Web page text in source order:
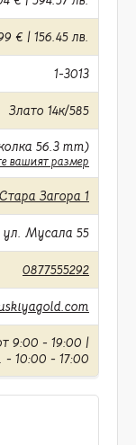
€ | 156.45 лв.
1-3013
Злато 14к/585
56.3 mm)
вашият размер
Стара Загора 1
ул. Мусала 55
0877555292
9:00 - 19:00 |
- 10:00 - 17:00